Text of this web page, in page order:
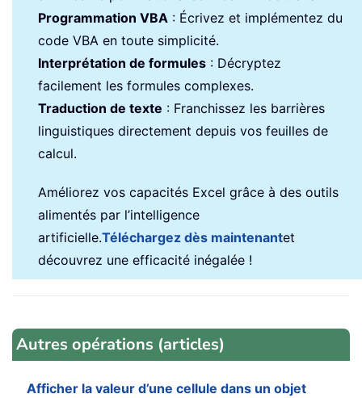
Programmation VBA : Écrivez et implémentez du
code VBA en toute simplicité.
Interprétation de formules : Décryptez
facilement les formules complexes.
Traduction de texte : Franchissez les barrières
linguistiques directement depuis vos feuilles de
calcul.
Améliorez vos capacités Excel grâce à des outils
alimentés par l’intelligence
artificielle.Téléchargez dès maintenantet
découvrez une efficacité inégalée !
Autres opérations (articles)
Afficher la valeur d’une cellule dans un objet